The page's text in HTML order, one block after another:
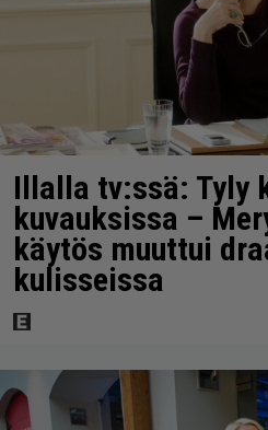
Illalla tv:ssä: Tyly
kuvauksissa –
käytös muuttui
kulisseissa